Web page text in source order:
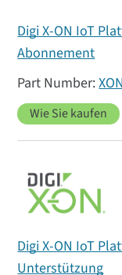
Digi X-ON IoT
Abonnement
Wie Sie kaufen
Digi X-ON IoT
Unterstützung